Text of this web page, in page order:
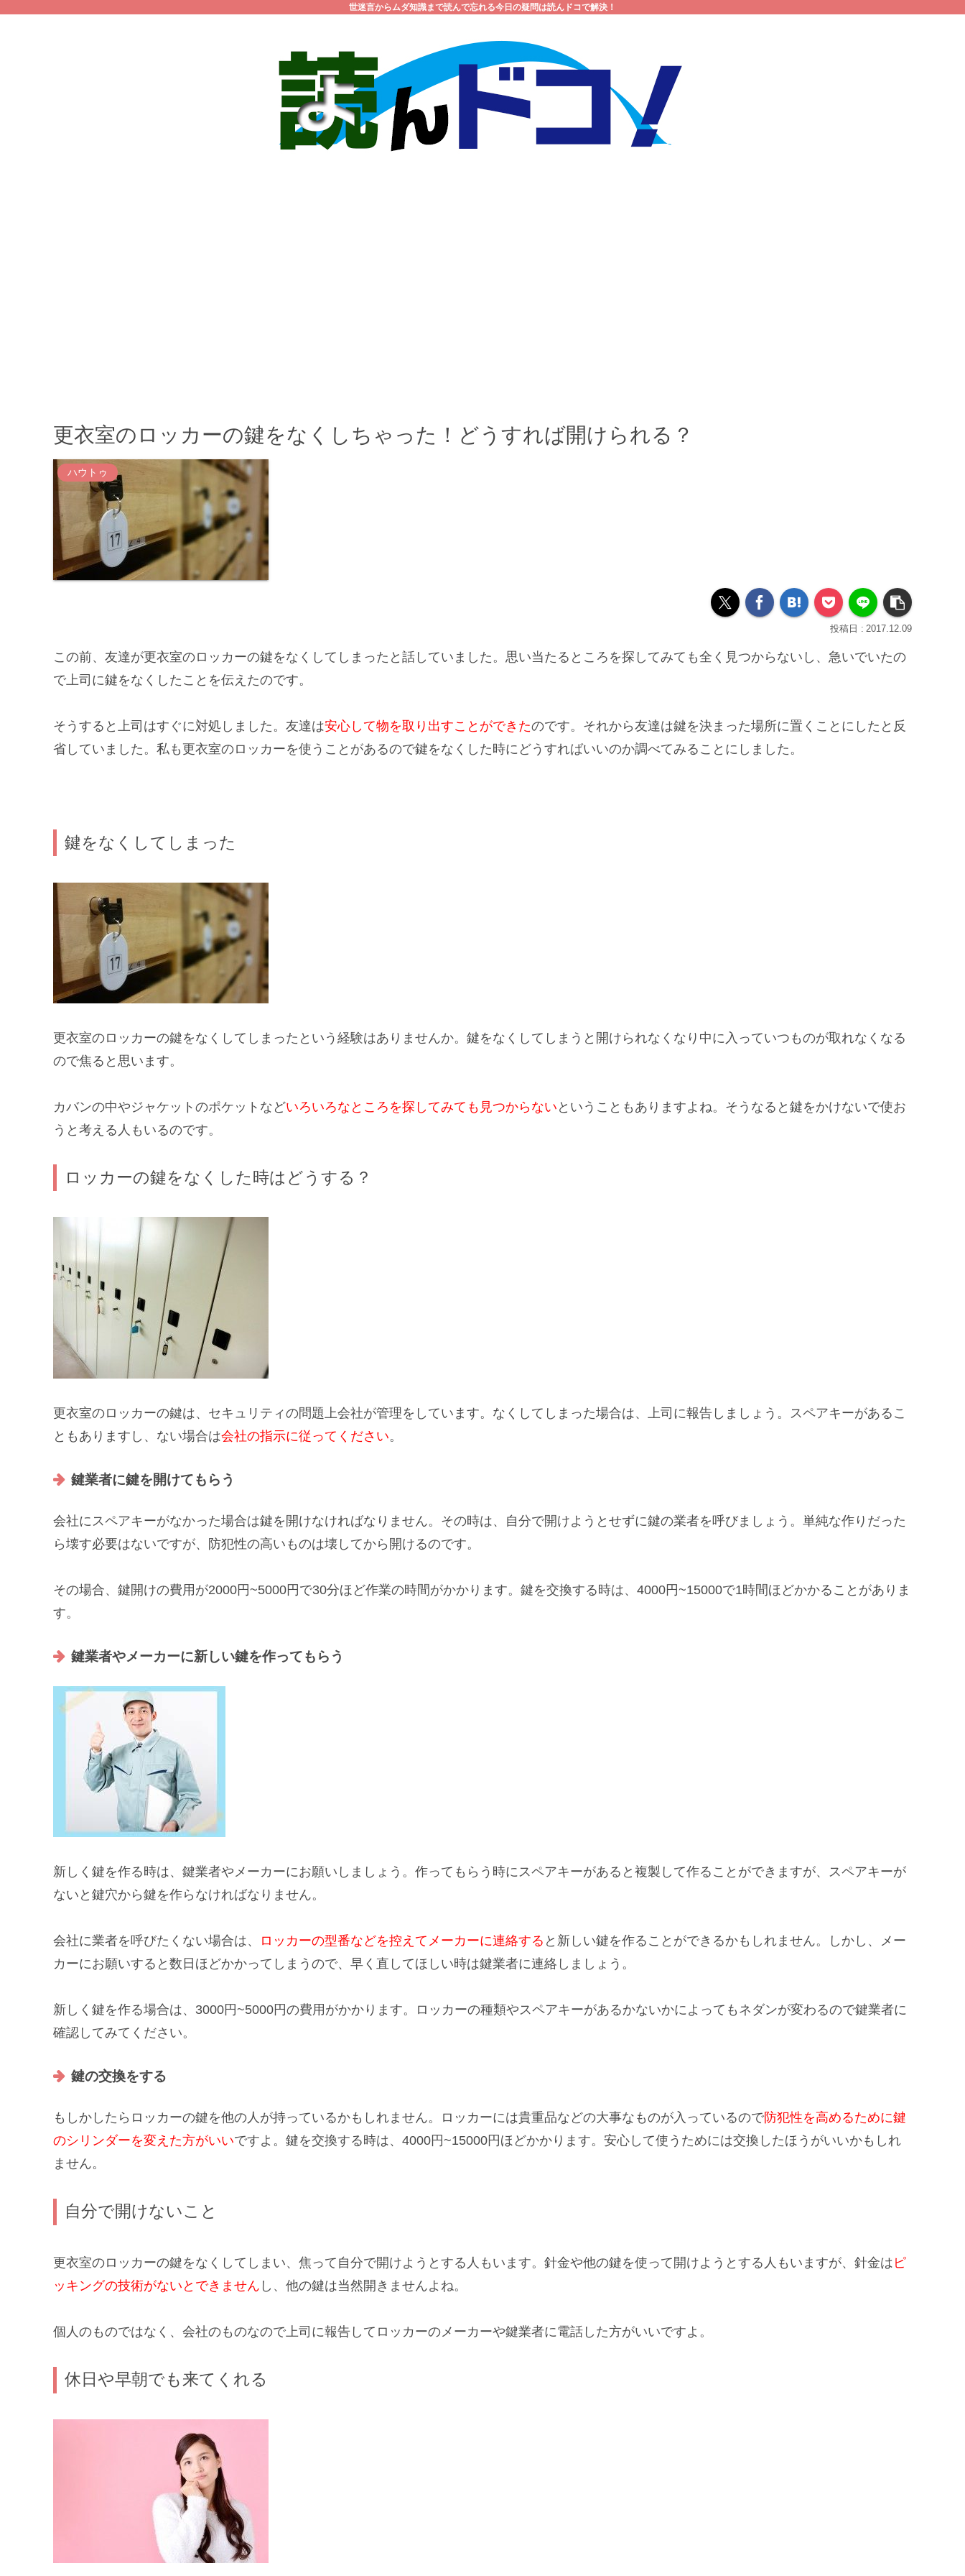
世迷言からムダ知識まで読んで忘れる今日の疑問は読んドコで解決！
更衣室のロッカーの鍵をなくしちゃった！どうすれば開けられる？
ハウトゥ
2017.12.09
この前、友達が更衣室のロッカーの鍵をなくしてしまったと話していました。思い当たるところを探してみても全く見つからない し、急いでいたの
で上司に鍵をなくしたことを伝えたのです。
そうすると上司はすぐに対処しました。友達は安心して物を取り出すことができたのです。それから友達は鍵を決まった場所に置くことにしたと反
省していました。私も 更衣室のロッカーを使うことがあるので鍵をなくした時にどうすればいいのか調べてみることにしました。
鍵をなくしてしまった
更衣室のロッカーの鍵をなくしてしまった という経験はありませんか。鍵をなくしてしまうと開けられなくなり中に入っていつものが取れなくなる
ので焦ると思います。
カバンの中やジャケットのポケットなどいろいろなところを探してみても見つからない ということもありますよね。そうなると鍵をかけないで使お
うと考える人もいるのです。
ロッカーの鍵をなくした時はどうする？
更衣室のロッカーの鍵は、 セキュリティの問題上会社が管理をしています。なくしてしまった場合は、上司に報告しましょう。スペアキーがあるこ
ともありますし、ない場合は会社の指示に従ってください。
鍵業者に鍵を開けてもらう
会社にスペアキーがなかった場合は鍵を開けなければなりません。その時は、自分で開けようとせずに鍵の業者を呼びましょう。単純な作りだった
ら壊す必要はないですが、防犯性の高いものは壊してから開けるのです。
その場合、鍵開けの費用が2000円~5000円で30分ほど作業の時間がかかります。鍵を交換する時は、4000円~15000で1時間ほどかかることがありま
す。
鍵業者やメーカーに新しい鍵を作ってもらう
新しく鍵を作る時は、鍵業者やメーカーにお願いしましょう。作ってもらう時にスペアキーがあると複製して作る ことができますが、スペアキーが
ないと鍵穴から鍵を作らなければなりません。
会社に業者を呼びたくない場合は、 ロッカーの型番などを控えてメーカーに連絡する と新しい鍵を作ることができるかもしれません。しかし、メー
カーにお願いすると数日ほどかかってしまうので、早く直してほしい時は鍵業者に連絡しましょう。
新しく鍵を作る場合は、3000円~5000円の費用がかかります。ロッカーの種類やスペアキーがあるかないかによってもネダンが変わるので鍵業者に
確認してみてください。
鍵の交換をする
もしかしたらロッカーの鍵を他の人が持っているかもしれません。ロッカーには貴重品などの大事なものが入っているので防犯性を高めるために鍵
のシリンダーを変えた方がいいですよ。鍵を交換する時は、4000円~15000円ほどかかります。安心して使うためには交換したほうがいいかもしれ
ません。
自分で開けないこと
更衣室のロッカーの鍵をなくしてしまい、焦って 自分で開けようとする 人もいます。針金や他の鍵を使って開けようとする人もいますが、針金は ピ
ッキングの技術がないとできません し、他の鍵は当然開きませんよね。
個人のものではなく、会社のものなので上司に報告して ロッカーのメーカーや鍵業者に電話した方がいいですよ。
休日や早朝でも来てくれる